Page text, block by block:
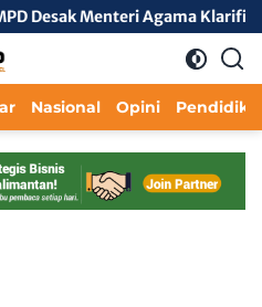
Agama Klarifikasi Isu
Nasional Opini